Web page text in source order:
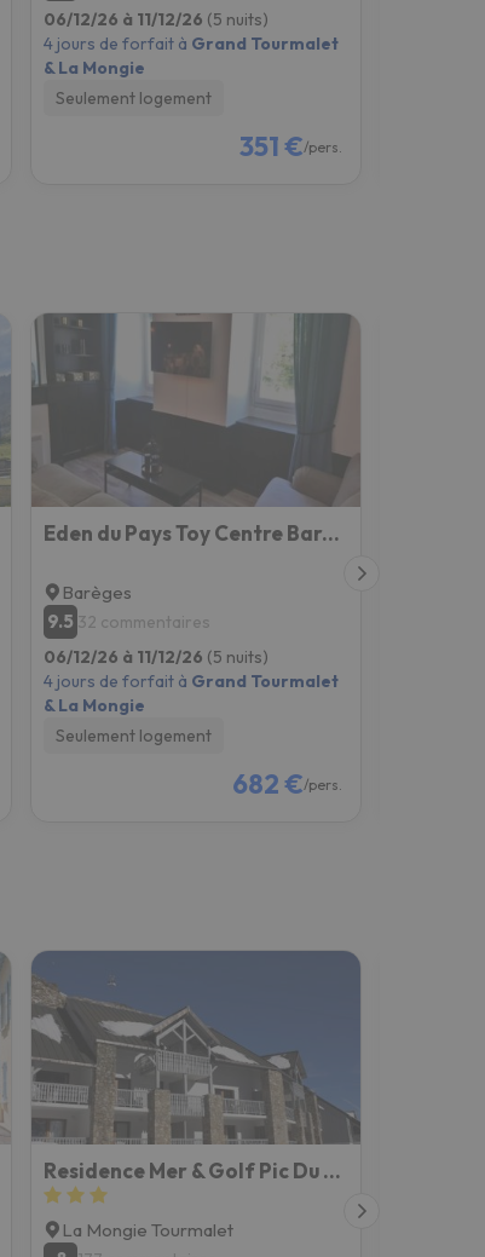
06/12/26 à 11/12/26 (5 nuits)
4 jours de forfait à Grand Tourmalet
& La Mongie
Seulement logement
351 €/pers.
Eden du Pays Toy Centre Bareges -établissement 3 étoiles
Barèges
9.5 32 commentaires
06/12/26 à 11/12/26 (5 nuits)
4 jours de forfait à Grand Tourmalet
& La Mongie
Seulement logement
682 €/pers.
Residence Mer & Golf Pic Du Midi
La Mongie Tourmalet